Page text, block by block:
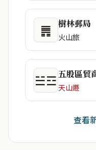
䷠ 樹林郵局
火山旅
☱☲ 五股區貿
天山遯
查看